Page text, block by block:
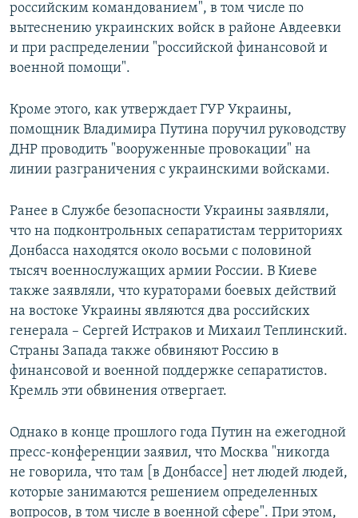
российским командованием", в том числе по
вытеснению украинских войск в районе Авдеевки
и при распределении "российской финансовой и
военной помощи".
Кроме этого, как утверждает ГУР Украины,
помощник Владимира Путина поручил руководству
ДНР проводить "вооруженные провокации" на
линии разграничения с украинскими войсками.
Ранее в Службе безопасности Украины заявляли,
что на подконтрольных сепаратистам территориях
Донбасса находятся около восьми с половиной
тысяч военнослужащих армии России. В Киеве
также заявляли, что кураторами боевых действий
на востоке Украины являются два российских
генерала – Сергей Истраков и Михаил Теплинский.
Страны Запада также обвиняют Россию в
финансовой и военной поддержке сепаратистов.
Кремль эти обвинения отвергает.
Однако в конце прошлого года Путин на ежегодной
пресс-конференции заявил, что Москва "никогда
не говорила, что там [в Донбассе] нет людей людей,
которые занимаются решением определенных
вопросов, в том числе в военной сфере". При этом,